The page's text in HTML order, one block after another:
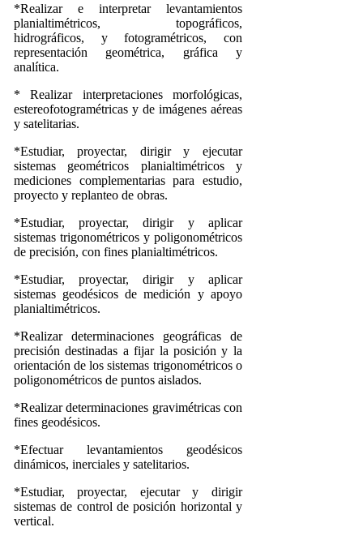
*Realizar e interpretar levantamientos
planialtimétricos, topográficos,
hidrográficos, y fotogramétricos, con
representación geométrica, gráfica y
analítica.
* Realizar interpretaciones morfológicas,
estereofotogramétricas y de imágenes aéreas
y satelitarias.
*Estudiar, proyectar, dirigir y ejecutar
sistemas geométricos planialtimétricos y
mediciones complementarias para estudio,
proyecto y replanteo de obras.
*Estudiar, proyectar, dirigir y aplicar
sistemas trigonométricos y poligonométricos
de precisión, con fines planialtimétricos.
*Estudiar, proyectar, dirigir y aplicar
sistemas geodésicos de medición y apoyo
planialtimétricos.
*Realizar determinaciones geográficas de
precisión destinadas a fijar la posición y la
orientación de los sistemas trigonométricos o
poligonométricos de puntos aislados.
*Realizar determinaciones gravimétricas con
fines geodésicos.
*Efectuar levantamientos geodésicos
dinámicos, inerciales y satelitarios.
*Estudiar, proyectar, ejecutar y dirigir
sistemas de control de posición horizontal y
vertical.